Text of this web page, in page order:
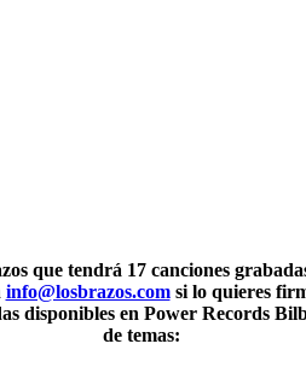
que tendrá 17 canciones
info@losbrazos.comsi lo quieres
disponibles en Power Records
de temas: